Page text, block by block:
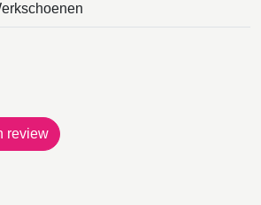
review